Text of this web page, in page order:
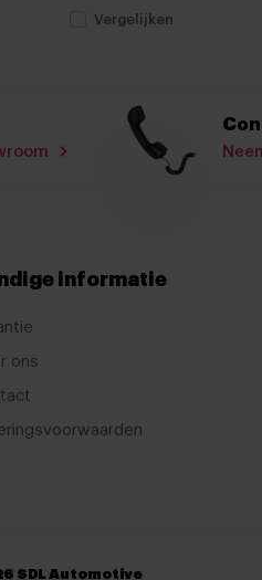
Achterbank in delen
Armsteun voor
Boordcomputer
Keyless start
Lederen
Vergelijken
informatie
ons
SDL Automotive